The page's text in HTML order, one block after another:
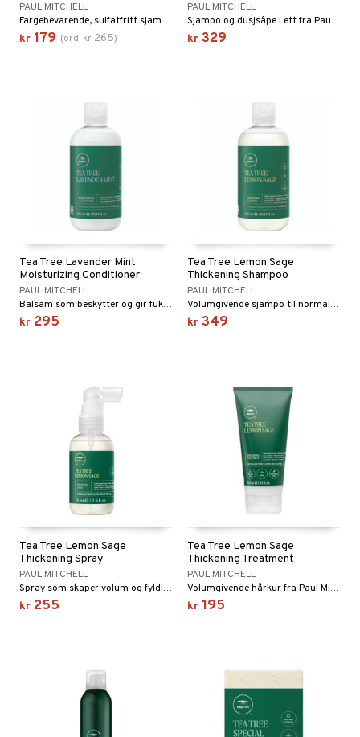
PAUL MITCHELL
Fargebevarende, sulfatfritt sjampo for krusete hår.
kr 179 (ord. kr 265)
PAUL MITCHELL
Sjampo og dusjsåpe i ett fra Paul Mitchell
kr 329
Tea Tree Lavender Mint
Moisturizing Conditioner
PAUL MITCHELL
Balsam som beskytter og gir fukt med beroligende lavendel, mint og tea tree oil.
kr 295
Tea Tree Lemon Sage
Thickening Shampoo
PAUL MITCHELL
Volumgivende sjampo til normalt og fint hår.
kr 349
Tea Tree Lemon Sage
Thickening Spray
PAUL MITCHELL
Spray som skaper volum og fyldighet med UV-beskyttelse.
kr 255
Tea Tree Lemon Sage
Thickening Treatment
PAUL MITCHELL
Volumgivende hårkur fra Paul Mitchell
kr 195